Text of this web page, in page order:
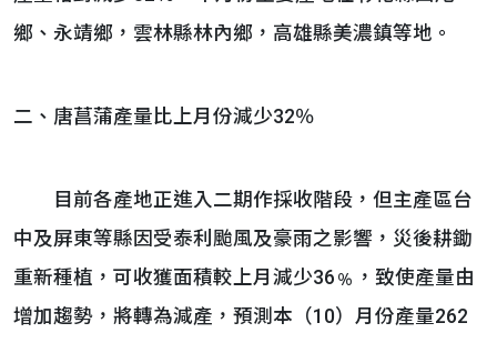
鄉、永靖鄉，雲林縣林內鄉，高雄縣美濃鎮等地。
二、唐菖蒲產量比上月份減少32％
目前各產地正進入二期作採收階段，但主產區台
中及屏東等縣因受泰利颱風及豪雨之影響，災後耕鋤
重新種植，可收獲面積較上月減少36﹪，致使產量由
增加趨勢，將轉為減產，預測本（10）月份產量262